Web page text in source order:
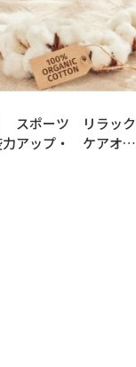
スポーツ リラック
アップ・ ケアオー